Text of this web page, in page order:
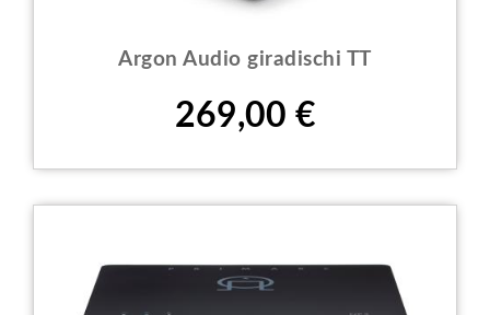
Argon Audio giradischi TT
Prezzo
269,00 €